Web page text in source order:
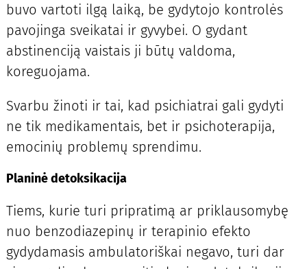
buvo vartoti ilgą laiką, be gydytojo kontrolės
pavojinga sveikatai ir gyvybei. O gydant
abstinenciją vaistais ji būtų valdoma,
koreguojama.
Svarbu žinoti ir tai, kad psichiatrai gali gydyti
ne tik medikamentais, bet ir psichoterapija,
emocinių problemų sprendimu.
Planinė detoksikacija
Tiems, kurie turi pripratimą ar priklausomybę
nuo benzodiazepinų ir terapinio efekto
gydydamasis ambulatoriškai negavo, turi dar